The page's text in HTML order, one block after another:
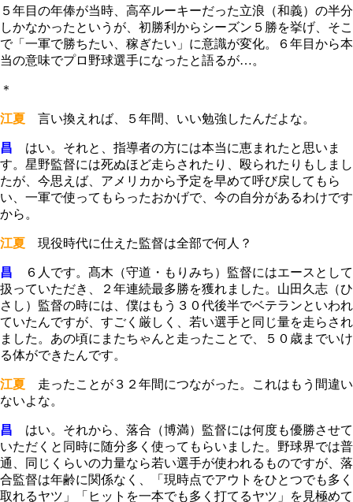
５年目の年俸が当時、高卒ルーキーだった立浪（和義）の半分
しかなかったというが、初勝利からシーズン５勝を挙げ、そこ
で「一軍で勝ちたい、稼ぎたい」に意識が変化。６年目から本
当の意味でプロ野球選手になったと語るが…。
＊
江夏 言い換えれば、５年間、いい勉強したんだよな。
昌 はい。それと、指導者の方には本当に恵まれたと思いま
す。星野監督には死ぬほど走らされたり、殴られたりもしまし
たが、今思えば、アメリカから予定を早めて呼び戻してもら
い、一軍で使ってもらったおかげで、今の自分があるわけです
から。
江夏 現役時代に仕えた監督は全部で何人？
昌 ６人です。髙木（守道・もりみち）監督にはエースとして
扱っていただき、２年連続最多勝を獲れました。山田久志（ひ
さし）監督の時には、僕はもう３０代後半でベテランといわれ
ていたんですが、すごく厳しく、若い選手と同じ量を走らされ
ました。あの頃にまたちゃんと走ったことで、５０歳までいけ
る体ができたんです。
江夏 走ったことが３２年間につながった。これはもう間違い
ないよな。
昌 はい。それから、落合（博満）監督には何度も優勝させて
いただくと同時に随分多く使ってもらいました。野球界では普
通、同じくらいの力量なら若い選手が使われるものですが、落
合監督は年齢に関係なく、「現時点でアウトをひとつでも多く
取れるヤツ」「ヒットを一本でも多く打てるヤツ」を見極めて